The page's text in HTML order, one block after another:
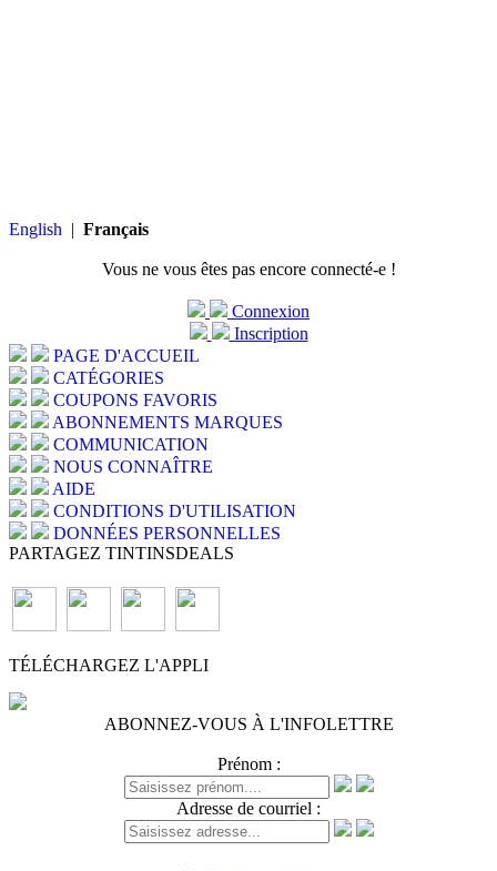
English | Français
Vous ne vous êtes pas encore connecté-e !
Connexion
Inscription
PAGE D'ACCUEIL
CATÉGORIES
COUPONS FAVORIS
ABONNEMENTS MARQUES
COMMUNICATION
NOUS CONNAÎTRE
AIDE
CONDITIONS D'UTILISATION
DONNÉES PERSONNELLES
PARTAGEZ TINTINSDEALS
TÉLÉCHARGEZ L'APPLI
ABONNEZ-VOUS À L'INFOLETTRE
Prénom :
Adresse de courriel :